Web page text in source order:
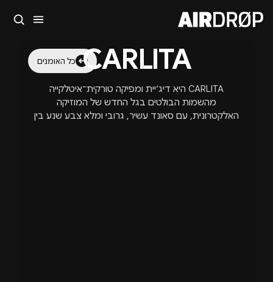
כל האומנים CARLITA
CARLITA היא דיג׳יית ומפיקה טורקית־איטלקייה
מהשמות הבולטים בגל החדש של המוזיקה
האלקטרונית, עם סאונד עשיר, גרובי ומלא צבע שנע בין
סגור
🔥בקרוב
טיפ: אפשר להקליד שם אומן, עיר, תאריך או שם חג.